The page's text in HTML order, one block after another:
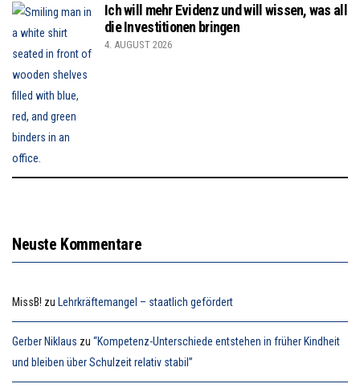
Ich will mehr Evidenz und will wissen, was all
die Investitionen bringen
4. AUGUST 2026
Neuste Kommentare
MissB! zu Lehrkräftemangel – staatlich gefördert
Gerber Niklaus zu “Kompetenz-Unterschiede entstehen in früher Kindheit
und bleiben über Schulzeit relativ stabil”